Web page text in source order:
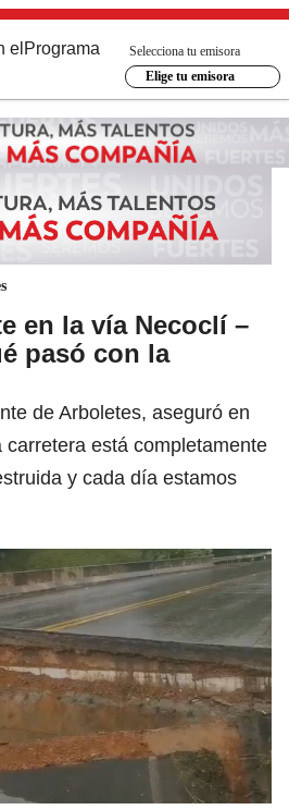
el Programa
Selecciona tu emisora
Elige tu emisora
en la vía Necoclí –
pasó con la
de Arboletes, aseguró en
carretera está completamente
y cada día estamos